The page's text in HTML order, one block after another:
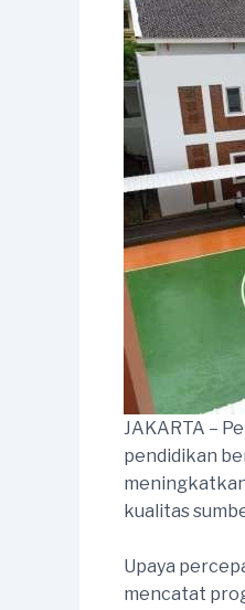
JAKARTA –
pendidikan
kualitas
Upaya
mencatat